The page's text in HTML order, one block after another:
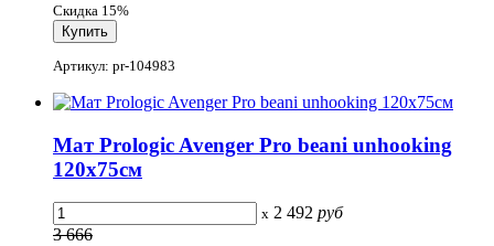
Скидка 15%
Артикул: pr-104983
Мат Prologic Avenger Pro beani unhooking
120х75см
x 2 492 руб
3 666